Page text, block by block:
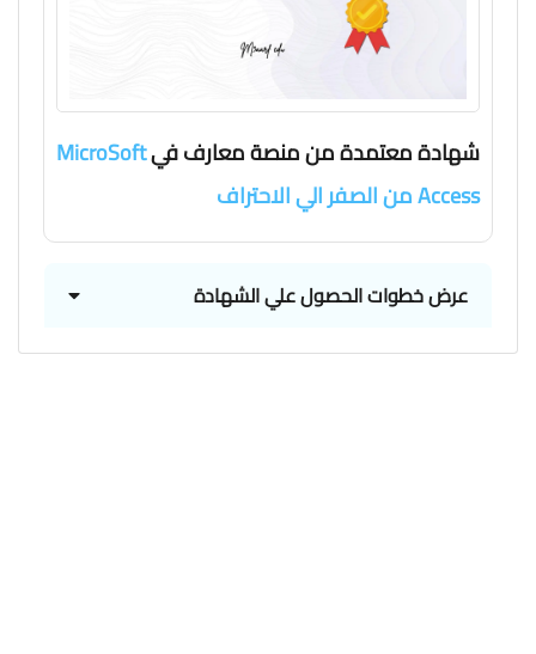
شهادة معتمدة من منصة معارف فيMicroSoft
Access من الصفر الي الاحتراف
عرض خطوات الحصول علي الشهادة